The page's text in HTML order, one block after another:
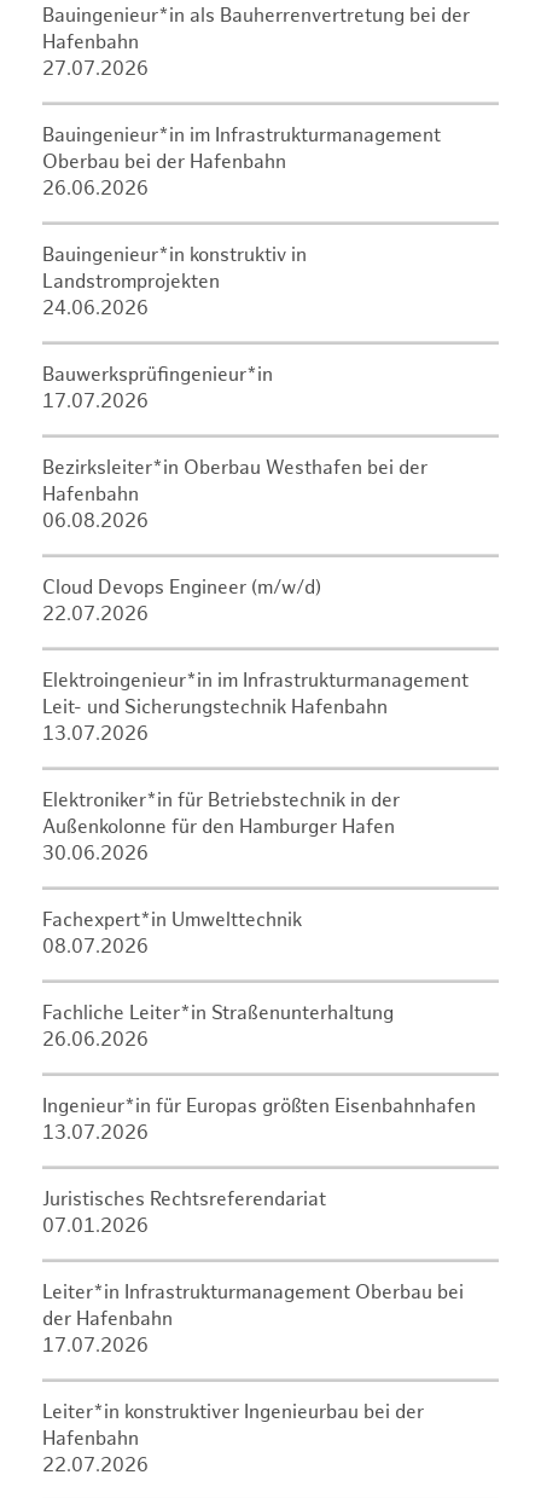
Bauingenieur*in als Bauherrenvertretung bei der
Hafenbahn
27.07.2026
Bauingenieur*in im Infrastrukturmanagement
Oberbau bei der Hafenbahn
26.06.2026
Bauingenieur*in konstruktiv in
Landstromprojekten
24.06.2026
Bauwerksprüfingenieur*in
17.07.2026
Bezirksleiter*in Oberbau Westhafen bei der
Hafenbahn
06.08.2026
Cloud Devops Engineer (m/w/d)
22.07.2026
Elektroingenieur*in im Infrastrukturmanagement
Leit- und Sicherungstechnik Hafenbahn
13.07.2026
Elektroniker*in für Betriebstechnik in der
Außenkolonne für den Hamburger Hafen
30.06.2026
Fachexpert*in Umwelttechnik
08.07.2026
Fachliche Leiter*in Straßenunterhaltung
26.06.2026
Ingenieur*in für Europas größten Eisenbahnhafen
13.07.2026
Juristisches Rechtsreferendariat
07.01.2026
Leiter*in Infrastrukturmanagement Oberbau bei
der Hafenbahn
17.07.2026
Leiter*in konstruktiver Ingenieurbau bei der
Hafenbahn
22.07.2026